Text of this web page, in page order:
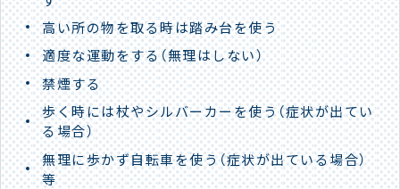
高い所の物を取る時は踏み台を使う
適度な運動をする（無理はしない）
禁煙する
歩く時には杖やシルバーカーを使う（症状が出てい
る場合）
無理に歩かず自転車を使う（症状が出ている場合）
等